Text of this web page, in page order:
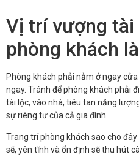
Vị trí vượng
phòng khách
Phòng khách phải nằm ở ngay
ngay. Tránh để phòng khách phải
tài lộc, vào nhà, tiêu tan năng
sự riêng tư của cả gia đình.
Trang trí phòng khách sao cho
sẽ, yên tĩnh và ổn định sẽ thu hút